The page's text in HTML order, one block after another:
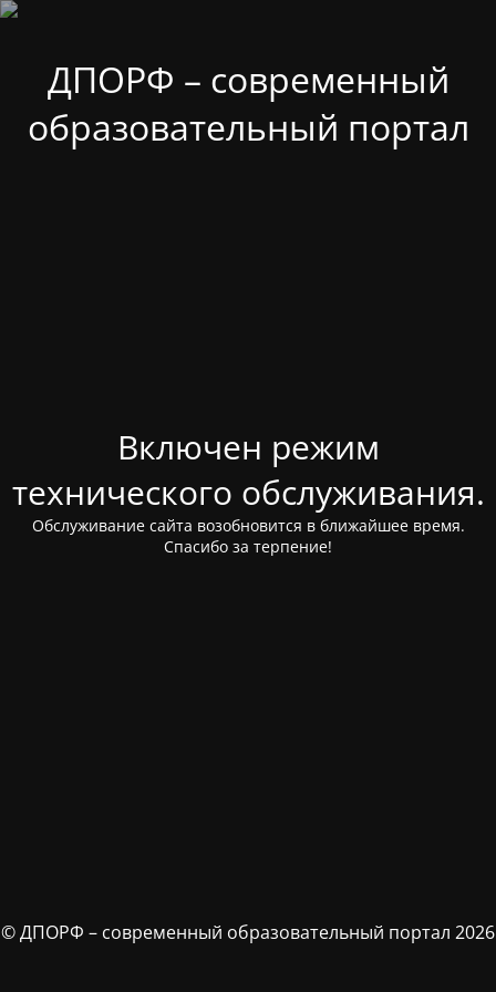
ДПОРФ – современный
образовательный портал
Включен режим
технического обслуживания.
Обслуживание сайта возобновится в ближайшее время.
Спасибо за терпение!
© ДПОРФ – современный образовательный портал 2026